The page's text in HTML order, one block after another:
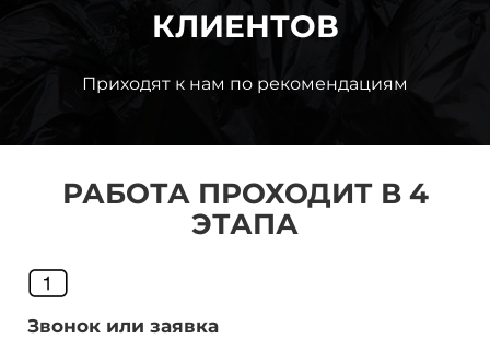
КЛИЕНТОВ
Приходят к нам по рекомендациям
РАБОТА ПРОХОДИТ В 4
ЭТАПА
Звонок или заявка